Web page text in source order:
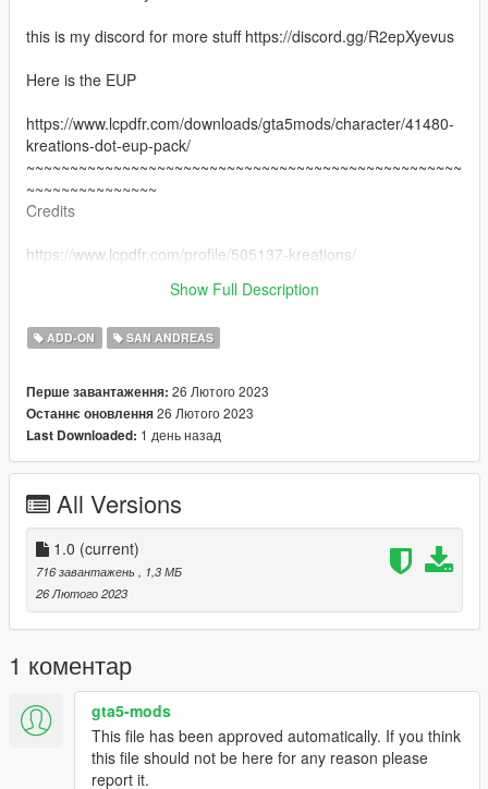
this is my discord for more stuff https://discord.gg/R2epXyevus
Here is the EUP
https://www.lcpdfr.com/downloads/gta5mods/character/41480-
kreations-dot-eup-pack/
~~~~~~~~~~~~~~~~~~~~~~~~~~~~~~~~~~~~~~~~~~~~~~~~~~
~~~~~~~~~~~~~~~
Credits
https://www.lcpdfr.com/profile/505137-kreations/
https://www.lcpdfr.com/profile/467083-mrclient/
Show Full Description
ADD-ON SAN ANDREAS
Перше завантаження: 26 Лютого 2023
Останнє оновлення26 Лютого 2023
Last Downloaded: 1 день назад
All Versions
1.0 (current)
716 завантажень
, 1,3 МБ
26 Лютого 2023
1 коментар
gta5-mods
This file has been approved automatically. If you think
this file should not be here for any reason please
report it.